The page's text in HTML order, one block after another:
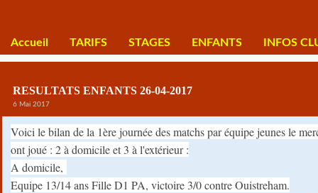
Accueil TARIFS STAGES ENFANTS INFOS
RESULTATS ENFANTS 26-04-2017
6 Mai 2017
Voici le bilan de la 1ère journée des matchs par équipe jeunes le
ont joué : 2 à domicile et 3 à l'extérieur :
A domicile,
Equipe 13/14 ans Fille D1 PA, victoire 3/0 contre Ouistreham.